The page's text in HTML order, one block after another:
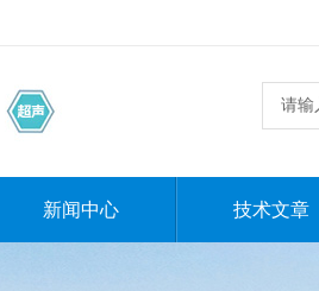
新闻中心 技术文章